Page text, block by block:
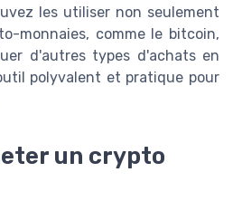
les utiliser non seulement
monnaies, comme le bitcoin,
d'autres types d'achats en
polyvalent et pratique pour
un crypto